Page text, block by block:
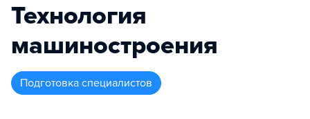
Технология
машиностроения
подготовка специалистов